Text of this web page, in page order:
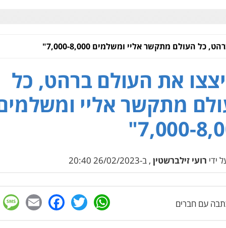
העולם מתקשר אליי ומשלמים 7,000-8,000"
את העולם ברהט, כל
מתקשר אליי
7,000-
ידי רועי זילברשטין , ב-26/02/2023 20:40
עם חברים WhatsApp
Twitter